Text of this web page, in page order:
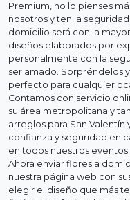
Premium, no lo pienses
nosotros y ten la
domicilio será con la
diseños elaborados por
personalmente con la
ser amado. Sorpréndelos
perfecto para cualquier
Contamos con servicio
su área metropolitana y
arreglos para San Valentín
confianza y seguridad en
en todos nuestros eventos.
Ahora enviar flores a
nuestra página web con
elegir el diseño que más